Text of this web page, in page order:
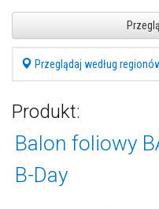
Przeglądaj według
Produkt:
Balon foliowy
B-Day